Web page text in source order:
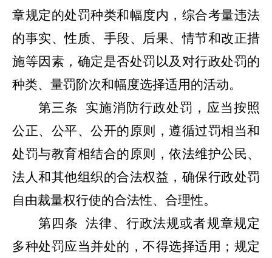
章规定的处罚种类和幅度内，综合考量违法
的事实、性质、手段、后果、情节和改正措
施等因素，确定是否处罚以及对行政处罚的
种类、量罚阶次和幅度选择适用的活动。
第三条
实施消防行政处罚，应当按照
公正、公平、公开的原则，遵循过罚相当和
处罚与教育相结合的原则，依法维护公民、
法人和其他组织的合法权益，确保行政处罚
自由裁量权行使的合法性、合理性。
第四条 法律、行政法规或者规章规定
多种处罚应当并处的，不得选择适用；规定